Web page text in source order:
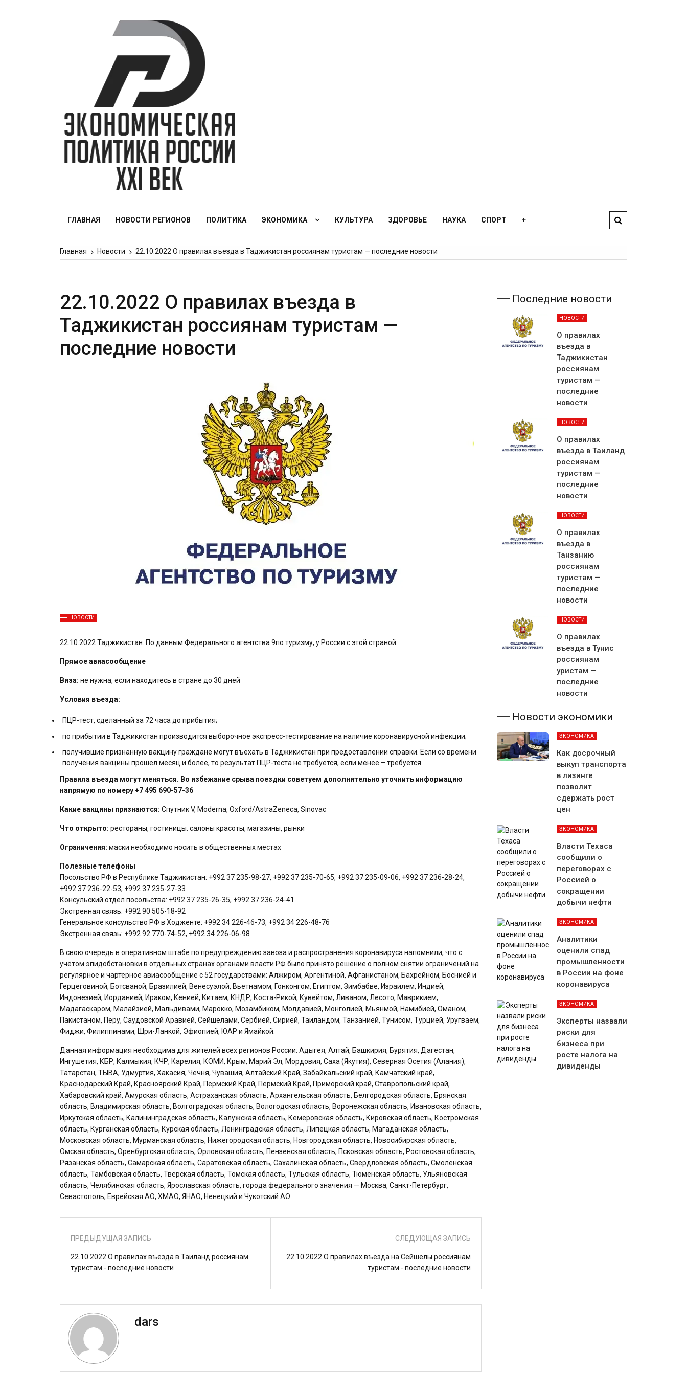
ГЛАВНАЯ НОВОСТИ РЕГИОНОВ ПОЛИТИКА ЭКОНОМИКА КУЛЬТУРА ЗДОРОВЬЕ НАУКА СПОРТ +
Главная Новости 22.10.2022 О правилах въезда в Таджикистан россиянам туристам — последние новости
22.10.2022 О правилах въезда в
Таджикистан россиянам туристам —
последние новости
НОВОСТИ
22.10.2022 Таджикистан. По данным Федерального агентства 9по туризму, у России с этой страной:
Прямое авиасообщение
Виза: не нужна, если находитесь в стране до 30 дней
Условия въезда:
ПЦР-тест, сделанный за 72 часа до прибытия;
по прибытии в Таджикистан производится выборочное экспресс-тестирование на наличие коронавирусной инфекции;
получившие признанную вакцину граждане могут въехать в Таджикистан при предоставлении справки. Если со времени
получения вакцины прошел месяц и более, то результат ПЦР-теста не требуется, если менее – требуется.
Правила въезда могут меняться. Во избежание срыва поездки советуем дополнительно уточнить информацию
напрямую по номеру +7 495 690-57-36
Какие вакцины признаются: Спутник V, Moderna, Oxford/AstraZeneca, Sinovac
Что открыто: рестораны, гостиницы. салоны красоты, магазины, рынки
Ограничения: маски необходимо носить в общественных местах
Полезные телефоны
Посольство РФ в Республике Таджикистан: +992 37 235-98-27, +992 37 235-70-65, +992 37 235-09-06, +992 37 236-28-24,
+992 37 236-22-53, +992 37 235-27-33
Консульский отдел посольства: +992 37 235-26-35, +992 37 236-24-41
Экстренная связь: +992 90 505-18-92
Генеральное консульство РФ в Ходженте: +992 34 226-46-73, +992 34 226-48-76
Экстренная связь: +992 92 770-74-52, +992 34 226-06-98
В свою очередь в оперативном штабе по предупреждению завоза и распространения коронавируса напомнили, что с
учётом эпидобстановки в отдельных странах органами власти РФ было принято решение о полном снятии ограничений на
регулярное и чартерное авиасообщение с 52 государствами: Алжиром, Аргентиной, Афганистаном, Бахрейном, Боснией и
Герцеговиной, Ботсваной, Бразилией, Венесуэлой, Вьетнамом, Гонконгом, Египтом, Зимбабве, Израилем, Индией,
Индонезией, Иорданией, Ираком, Кенией, Китаем, КНДР, Коста-Рикой, Кувейтом, Ливаном, Лесото, Маврикием,
Мадагаскаром, Малайзией, Мальдивами, Марокко, Мозамбиком, Молдавией, Монголией, Мьянмой, Намибией, Оманом,
Пакистаном, Перу, Саудовской Аравией, Сейшелами, Сербией, Сирией, Таиландом, Танзанией, Тунисом, Турцией, Уругваем,
Фиджи, Филиппинами, Шри-Ланкой, Эфиопией, ЮАР и Ямайкой.
Данная информация необходима для жителей всех регионов России: Адыгея, Алтай, Башкирия, Бурятия, Дагестан,
Ингушетия, КБР, Калмыкия, КЧР, Карелия, КОМИ, Крым, Марий Эл, Мордовия, Саха (Якутия), Северная Осетия (Алания),
Татарстан, ТЫВА, Удмуртия, Хакасия, Чечня, Чувашия, Алтайский Край, Забайкальский край, Камчатский край,
Краснодарский Край, Красноярский Край, Пермский Край, Пермский Край, Приморский край, Ставропольский край,
Хабаровский край, Амурская область, Астраханская область, Архангельская область, Белгородская область, Брянская
область, Владимирская область, Волгоградская область, Вологодская область, Воронежская область, Ивановская область,
Иркутская область, Калининградская область, Калужская область, Кемеровская область, Кировская область, Костромская
область, Курганская область, Курская область, Ленинградская область, Липецкая область, Магаданская область,
Московская область, Мурманская область, Нижегородская область, Новгородская область, Новосибирская область,
Омская область, Оренбургская область, Орловская область, Пензенская область, Псковская область, Ростовская область,
Рязанская область, Самарская область, Саратовская область, Сахалинская область, Свердловская область, Смоленская
область, Тамбовская область, Тверская область, Томская область, Тульская область, Тюменская область, Ульяновская
область, Челябинская область, Ярославская область, города федерального значения — Москва, Санкт-Петербург,
Севастополь, Еврейская АО, ХМАО, ЯНАО, Ненецкий и Чукотский АО.
ПРЕДЫДУЩАЯ ЗАПИСЬ
22.10.2022 О правилах въезда в Таиланд россиянам
туристам - последние новости
СЛЕДУЮЩАЯ ЗАПИСЬ
22.10.2022 О правилах въезда на Сейшелы россиянам
туристам - последние новости
dars
Последние новости
НОВОСТИ
О правилах
въезда в
Таджикистан
россиянам
туристам —
последние
новости
НОВОСТИ
О правилах
въезда в Таиланд
россиянам
туристам —
последние
новости
НОВОСТИ
О правилах
въезда в
Танзанию
россиянам
туристам —
последние
новости
НОВОСТИ
О правилах
въезда в Тунис
россиянам
уристам —
последние
новости
Новости экономики
ЭКОНОМИКА
Как досрочный
выкуп транспорта
в лизинге
позволит
сдержать рост
цен
ЭКОНОМИКА
Власти Техаса
сообщили о
переговорах с
Россией о
сокращении
добычи нефти
ЭКОНОМИКА
Аналитики
оценили спад
промышленности
в России на фоне
коронавируса
ЭКОНОМИКА
Эксперты назвали
риски для
бизнеса при
росте налога на
дивиденды